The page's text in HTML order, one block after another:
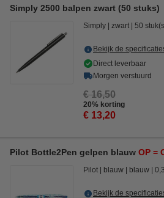
Simply 2500 balpen zwart (50 stuks)
Simply zwart 50
Bekijk de
Direct leverbaar
Morgen verstuurd
€ 16,50
20% korting
€ 13,20
Pilot Bottle2Pen gelpen blauw OP =
Pilot blauw blauw
Bekijk de